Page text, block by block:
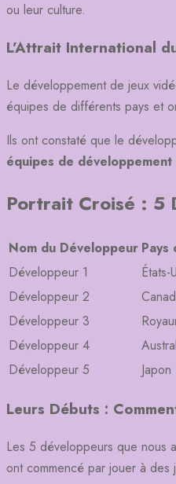
ou leur culture.
L’Attrait International
Le développement de jeux
équipes de différents pays et
Ils ont constaté que le
équipes de
Portrait Croisé : 5
Nom du Développeur Pays
Développeur 1
États-
Développeur 2
Développeur 3
Développeur 4
Développeur 5
Japon
Leurs Débuts :
Les 5 développeurs que nous
ont commencé par jouer à